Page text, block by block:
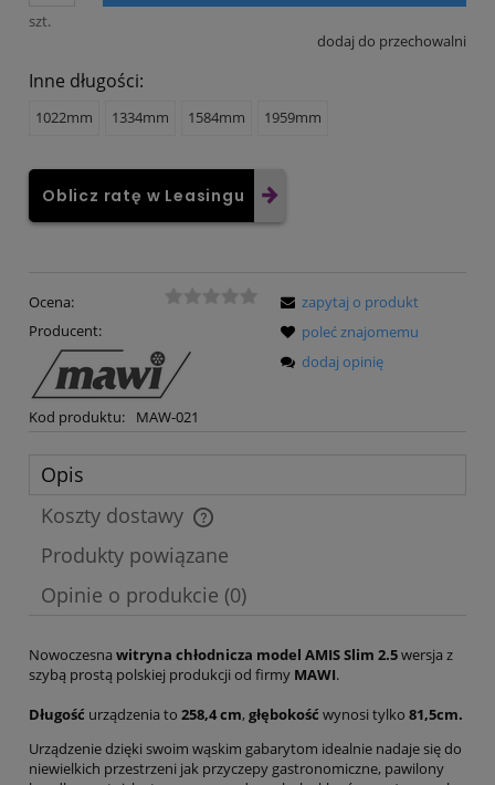
szt.
dodaj do przechowalni
Inne długości:
1022mm 1334mm 1584mm 1959mm
Oblicz ratę w Leasingu
Ocena:
Producent:
Kod produktu: MAW-021
zapytaj o produkt
poleć znajomemu
dodaj opinię
Opis
Koszty dostawy
Cena nie zawiera ewentualnych kosztów płatności
Produkty powiązane
Opinie o produkcie (0)
Nowoczesna witryna chłodnicza model AMIS Slim 2.5wersja z
szybą prostą polskiej produkcji od firmy MAWI.
Długość urządzenia to 258,4 cm, głębokość wynosi tylko 81,5cm.
Urządzenie dzięki swoim wąskim gabarytom idealnie nadaje się do
niewielkich przestrzeni jak przyczepy gastronomiczne, pawilony